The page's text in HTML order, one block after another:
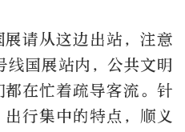
请从这边出站，注意
线国展站内，公共文明
在忙着疏导客流。针
行集中的特点，顺义